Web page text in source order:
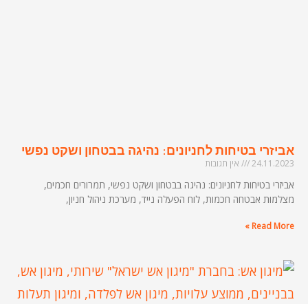
אביזרי בטיחות לחניונים: נהיגה בבטחון ושקט נפשי
24.11.2023 אין תגובות
אביזרי בטיחות לחניונים: נהיגה בבטחון ושקט נפשי, תמרורים חכמים,
מצלמות אבטחה חכמות, לוח הפעלה נייד, מערכת ניהול חניון,
Read More »